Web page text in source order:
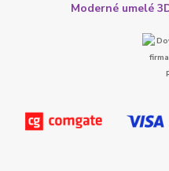
Moderné umelé